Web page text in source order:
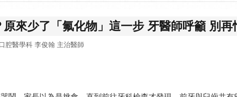
來少了「氟化物」這一步 牙醫師呼籲 別
腔醫學科 李俊翰 主治醫師